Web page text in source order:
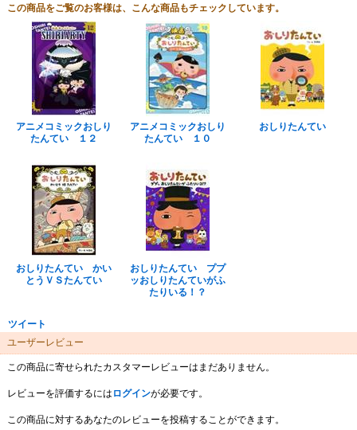
この商品をご覧のお客様は、こんな商品もチェックしています。
アニメコミックおしり
たんてい １２
アニメコミックおしり
たんてい １０
おしりたんてい
おしりたんてい かい
とうＶＳたんてい
おしりたんてい ププ
ッおしりたんていがふ
たりいる！？
ツイート
ユーザーレビュー
この商品に寄せられたカスタマーレビューはまだありません。
レビューを評価するには ログインが必要です。
この商品に対するあなたのレビューを投稿することができます。